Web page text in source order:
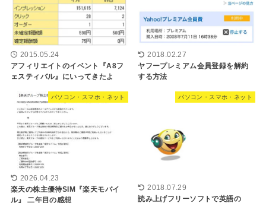
2015.05.24
アフィリエイトのイベント『A8フ
ェスティバル』にいってきたよ
2018.02.27
ヤフープレミアム会員登録を解約
する方法
パソコン・スマホ・ネット
2026.04.23
楽天の株主優待SIM『楽天モバイ
ル』 二年目の感想
パソコン・スマホ・ネット
2018.07.29
読み上げフリーソフトで英語の